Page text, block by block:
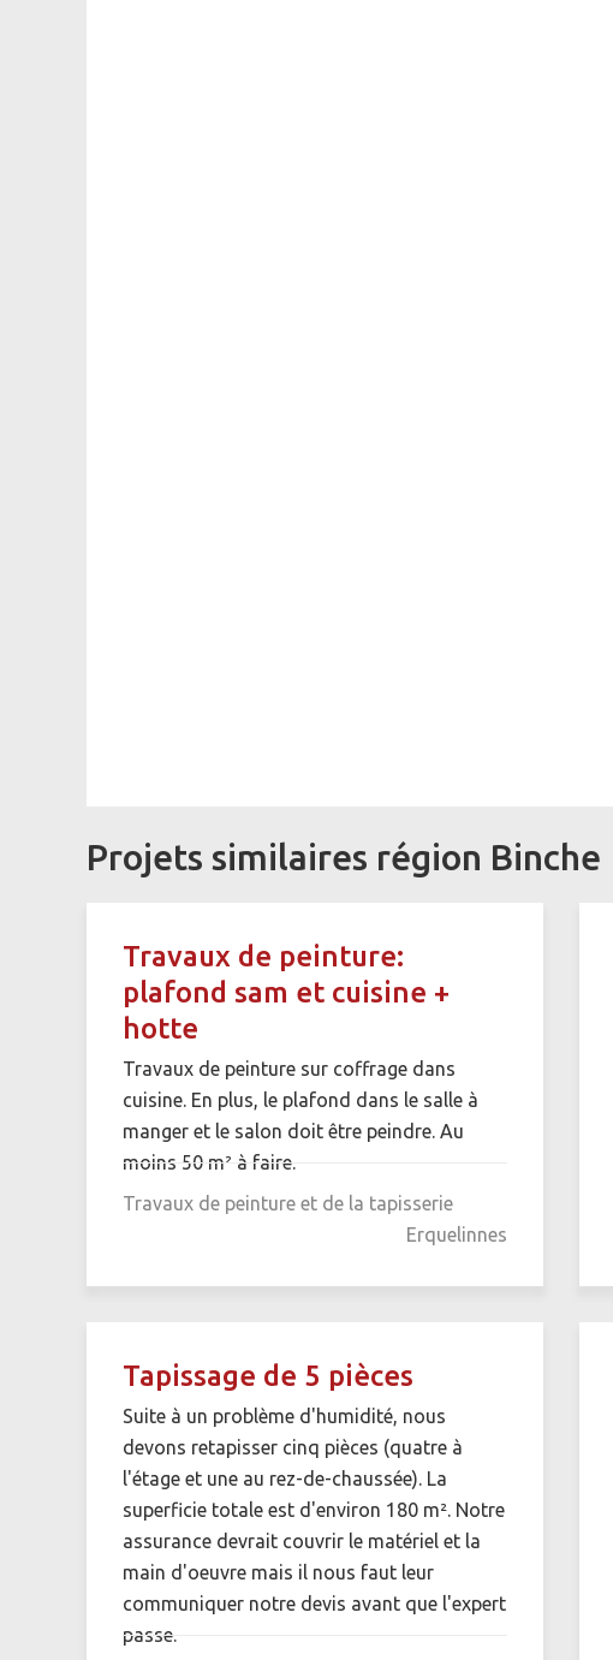
Projets similaires région Binche
Travaux de peinture:
plafond sam et cuisine +
hotte
Travaux de peinture sur coffrage dans
cuisine. En plus, le plafond dans le salle à
manger et le salon doit être peindre. Au
moins 50 m² à faire.
Travaux de peinture et de la tapisserie
Erquelinnes
Tapissage de 5 pièces
Suite à un problème d'humidité, nous
devons retapisser cinq pièces (quatre à
l'étage et une au rez-de-chaussée). La
superficie totale est d'environ 180 m². Notre
assurance devrait couvrir le matériel et la
main d'oeuvre mais il nous faut leur
communiquer notre devis avant que l'expert
passe.